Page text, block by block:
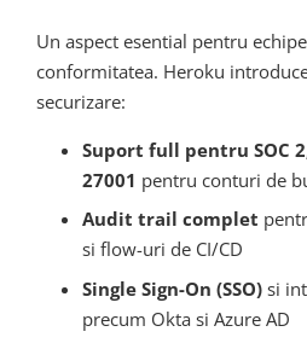
Un aspect esential pentru
conformitatea. Heroku
securizare:
Suport full pentru SOC 2,
27001 pentru conturi de
Audit trail complet
si flow-uri de CI/CD
Single Sign-On (SSO)si
precum Okta si Azure AD